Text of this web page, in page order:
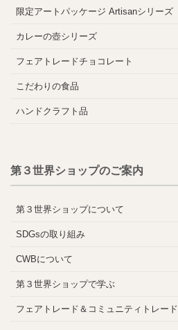
限定アートパッケージ Artisanシリーズ
カレーの壺シリーズ
フェアトレードチョコレート
こだわりの食品
ハンドクラフト品
第３世界ショップのご案内
第３世界ショップについて
SDGsの取り組み
CWBについて
第３世界ショップで学ぶ
フェアトレード＆コミュニティトレード